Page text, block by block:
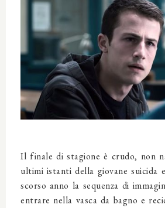
Il finale di stagione è crudo, non
ultimi istanti della giovane suicida
scorso anno la sequenza di
entrare nella vasca da bagno e